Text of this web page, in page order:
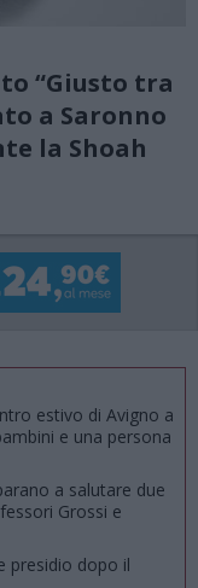
“Giusto tra
a Saronno
la Shoah
estivo di Avigno a
e una persona
a salutare due
Grossi e
presidio dopo il